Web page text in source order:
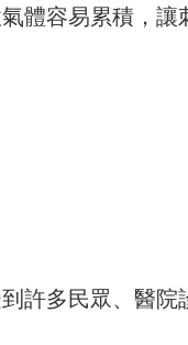
體容易累積，讓
許多民眾、醫院